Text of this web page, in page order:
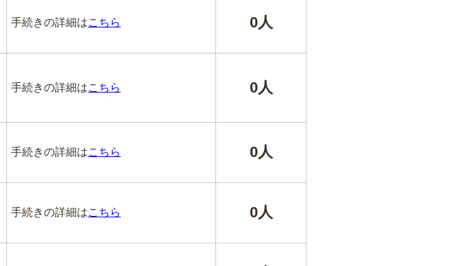
手続きの詳細はこちら 0人
手続きの詳細はこちら 0人
手続きの詳細はこちら 0人
手続きの詳細はこちら 0人